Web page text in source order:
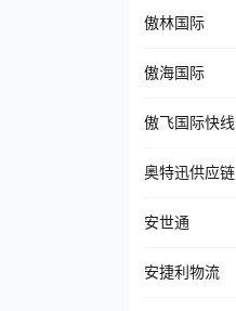
傲林国际
傲海国际
傲飞国际快线
奥特迅供应链
安世通
安捷利物流